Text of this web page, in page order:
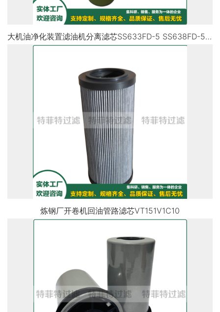
大机油净化装置滤油机分离滤芯SS633FD-5 SS638FD-5 CR43
炼钢厂开卷机回油管路滤芯VT151V1C10